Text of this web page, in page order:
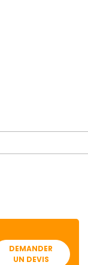
DEMANDER
UN DEVIS